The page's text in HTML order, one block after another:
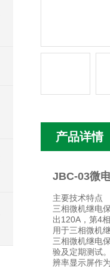
产品详情
JBC-03微
主要技术特点
三相微机继电
出120A，第4
用于三相微机
三相微机继电
验及定期测试
辨率显示屏作